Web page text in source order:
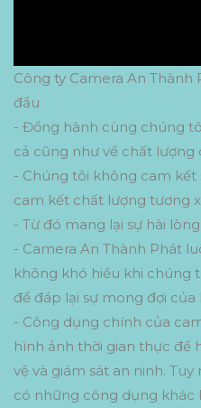
Công ty Camera An
đầu
- Đồng hành cùng chúng
cả cũng như về chất lượng
- Chúng tôi không cam
cam kết chất lượng tương
- Từ đó mang lại sự hài
- Camera An Thành Phát
không khó hiểu khi chúng
để đáp lại sự mong đợi của
- Công dụng chính của
hình ảnh thời gian thực để
vệ và giám sát an ninh.
có những công dụng khác